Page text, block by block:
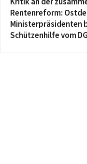
Rentenreform:
Ministerpräsidenten
Schützenhilfe vom